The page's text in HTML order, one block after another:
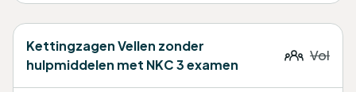
Kettingzagen Vellen zonder
hulpmiddelen met NKC 3 examen
Vol